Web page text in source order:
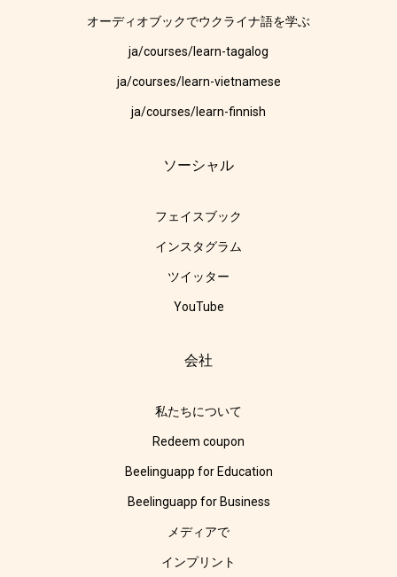
オーディオブックでウクライナ語を学ぶ
ja/courses/learn-tagalog
ja/courses/learn-vietnamese
ja/courses/learn-finnish
ソーシャル
フェイスブック
インスタグラム
ツイッター
YouTube
会社
私たちについて
Redeem coupon
Beelinguapp for Education
Beelinguapp for Business
メディアで
インプリント